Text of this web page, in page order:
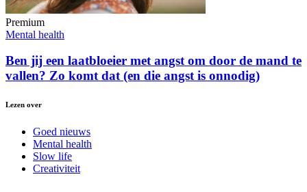
Premium
Mental health
Ben jij een laatbloeier met angst om door de mand te
vallen? Zo komt dat (en die angst is onnodig)
Lezen over
Goed nieuws
Mental health
Slow life
Creativiteit